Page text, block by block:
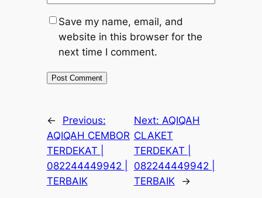
Save my name, email, and
website in this browser for the
next time I comment.
←
Previous:
AQIQAH CEMBOR
TERDEKAT |
082244449942 |
TERBAIK
Next: AQIQAH
CLAKET
TERDEKAT |
082244449942 |
TERBAIK
→